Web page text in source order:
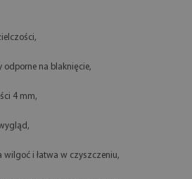
odporne na blaknięcie,
4 mm,
wilgoć i łatwa w czyszczeniu,